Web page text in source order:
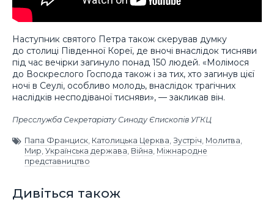
Наступник святого Петра також скерував думку
до столиці Південної Кореї, де вночі внаслідок тисняви
під час вечірки загинуло понад 150 людей. «Молімося
до Воскреслого Господа також і за тих, хто загинув цієї
ночі в Сеулі, особливо молодь, внаслідок трагічних
наслідків несподіваної тисняви», — закликав він.
Пресслужба Секретаріату Синоду Єпископів УГКЦ
Папа Франциск Католицька Церква Зустріч Молитва
Мир Українська держава Війна Міжнародне
представництво
Дивіться також